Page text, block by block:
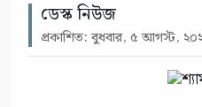
ডেস্ক নিউজ
প্রকাশিত: বুধবার, ৫ আগস্ট,